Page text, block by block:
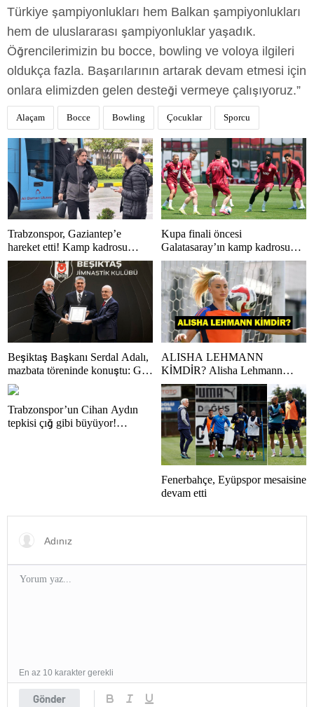
Türkiye şampiyonlukları hem Balkan şampiyonlukları
hem de uluslararası şampiyonluklar yaşadık.
Öğrencilerimizin bu bocce, bowling ve voloya ilgileri
oldukça fazla. Başarılarının artarak devam etmesi için
onlara elimizden gelen desteği vermeye çalışıyoruz.”
Alaçam Bocce Bowling Çocuklar Sporcu
Trabzonspor, Gaziantep’e
hareket etti! Kamp kadrosu
açıklandı…
Kupa finali öncesi
Galatasaray’ın kamp kadrosu
belli oldu!
Beşiktaş Başkanı Serdal Adalı,
mazbata töreninde konuştu: Gün
istikrar günüdür
ALISHA LEHMANN
KİMDİR? Alisha Lehmann
Nereli, Kaç Yaşında, Hangi
Takımda Oynuyor?
Trabzonspor’un Cihan Aydın
tepkisi çığ gibi büyüyor!
Fenerbahçe, Eyüpspor mesaisine
devam etti
Gönder
En az 10 karakter gerekli